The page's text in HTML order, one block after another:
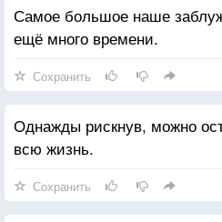
Самое большое наше
ещё много времени.
Сохранить
Однажды рискнув, можно
всю жизнь.
Сохранить